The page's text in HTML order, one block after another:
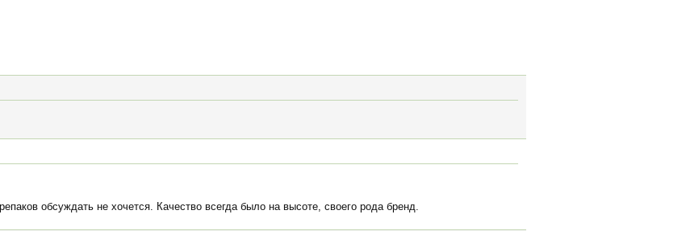
обсуждать не хочется. Качество всегда было на высоте, своего рода бренд.